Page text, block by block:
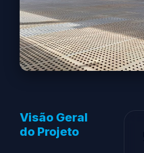
Visão Geral
do Projeto